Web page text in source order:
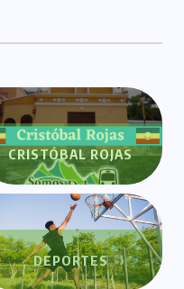
CRISTÓBAL ROJAS
DEPORTES